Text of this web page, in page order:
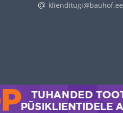
klienditugi@bauhof.ee